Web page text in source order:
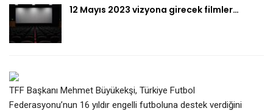
12 Mayıs 2023 vizyona girecek filmler…
TFF Başkanı Mehmet Büyükekşi, Türkiye Futbol
Federasyonu’nun 16 yıldır engelli futboluna destek verdiğini